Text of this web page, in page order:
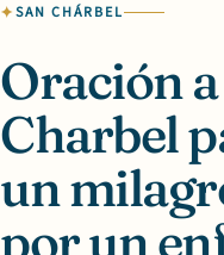
SAN CHÁRBEL
Oración
Charbel
un
por un